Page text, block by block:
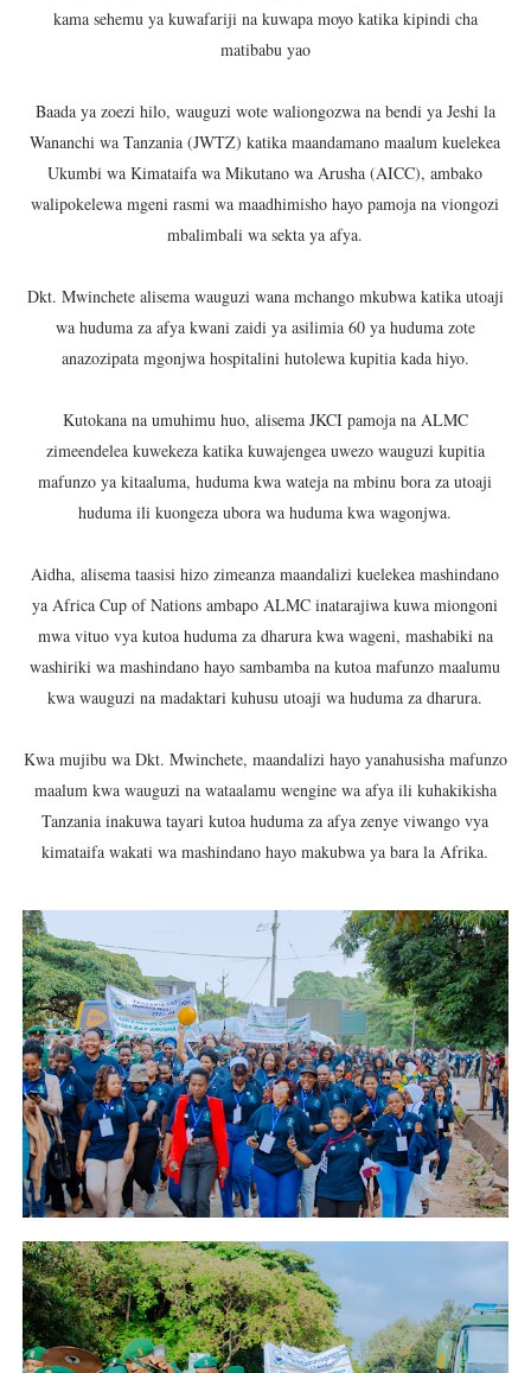
kama sehemu ya kuwafariji na kuwapa moyo katika kipindi cha
matibabu yao
Baada ya zoezi hilo, wauguzi wote waliongozwa na bendi ya Jeshi la
Wananchi wa Tanzania (JWTZ) katika maandamano maalum kuelekea
Ukumbi wa Kimataifa wa Mikutano wa Arusha (AICC), ambako
walipokelewa mgeni rasmi wa maadhimisho hayo pamoja na viongozi
mbalimbali wa sekta ya afya.
Dkt. Mwinchete alisema wauguzi wana mchango mkubwa katika utoaji
wa huduma za afya kwani zaidi ya asilimia 60 ya huduma zote
anazozipata mgonjwa hospitalini hutolewa kupitia kada hiyo.
Kutokana na umuhimu huo, alisema JKCI pamoja na ALMC
zimeendelea kuwekeza katika kuwajengea uwezo wauguzi kupitia
mafunzo ya kitaaluma, huduma kwa wateja na mbinu bora za utoaji
huduma ili kuongeza ubora wa huduma kwa wagonjwa.
Aidha, alisema taasisi hizo zimeanza maandalizi kuelekea mashindano
ya Africa Cup of Nations ambapo ALMC inatarajiwa kuwa miongoni
mwa vituo vya kutoa huduma za dharura kwa wageni, mashabiki na
washiriki wa mashindano hayo sambamba na kutoa mafunzo maalumu
kwa wauguzi na madaktari kuhusu utoaji wa huduma za dharura.
Kwa mujibu wa Dkt. Mwinchete, maandalizi hayo yanahusisha mafunzo
maalum kwa wauguzi na wataalamu wengine wa afya ili kuhakikisha
Tanzania inakuwa tayari kutoa huduma za afya zenye viwango vya
kimataifa wakati wa mashindano hayo makubwa ya bara la Afrika.